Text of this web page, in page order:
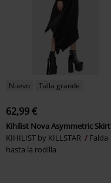
Nuevo Talla grande
62,99 €
Kihilist Nova Asymmetric Skirt
KIHILIST by KILLSTAR
Falda
hasta la rodilla